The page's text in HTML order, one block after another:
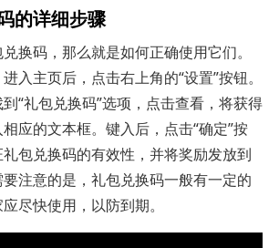
的详细步骤
换码，那么就是如何正确使用它们。
入主页后，点击右上角的“设置”按钮。
“礼包兑换码”选项，点击查看，将获得
应的文本框。键入后，点击“确定”按
包兑换码的有效性，并将奖励发放到
注意的是，礼包兑换码一般有一定的
尽快使用，以防到期。